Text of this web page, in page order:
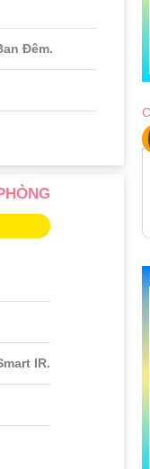
Ðêm.
IR.